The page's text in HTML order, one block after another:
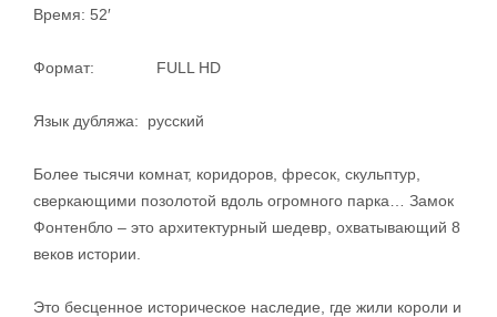
Время: 52′
Формат: FULL HD
Язык дубляжа: русский
Более тысячи комнат, коридоров, фресок, скульптур,
сверкающими позолотой вдоль огромного парка… Замок
Фонтенбло – это архитектурный шедевр, охватывающий 8
веков истории.
Это бесценное историческое наследие, где жили короли и